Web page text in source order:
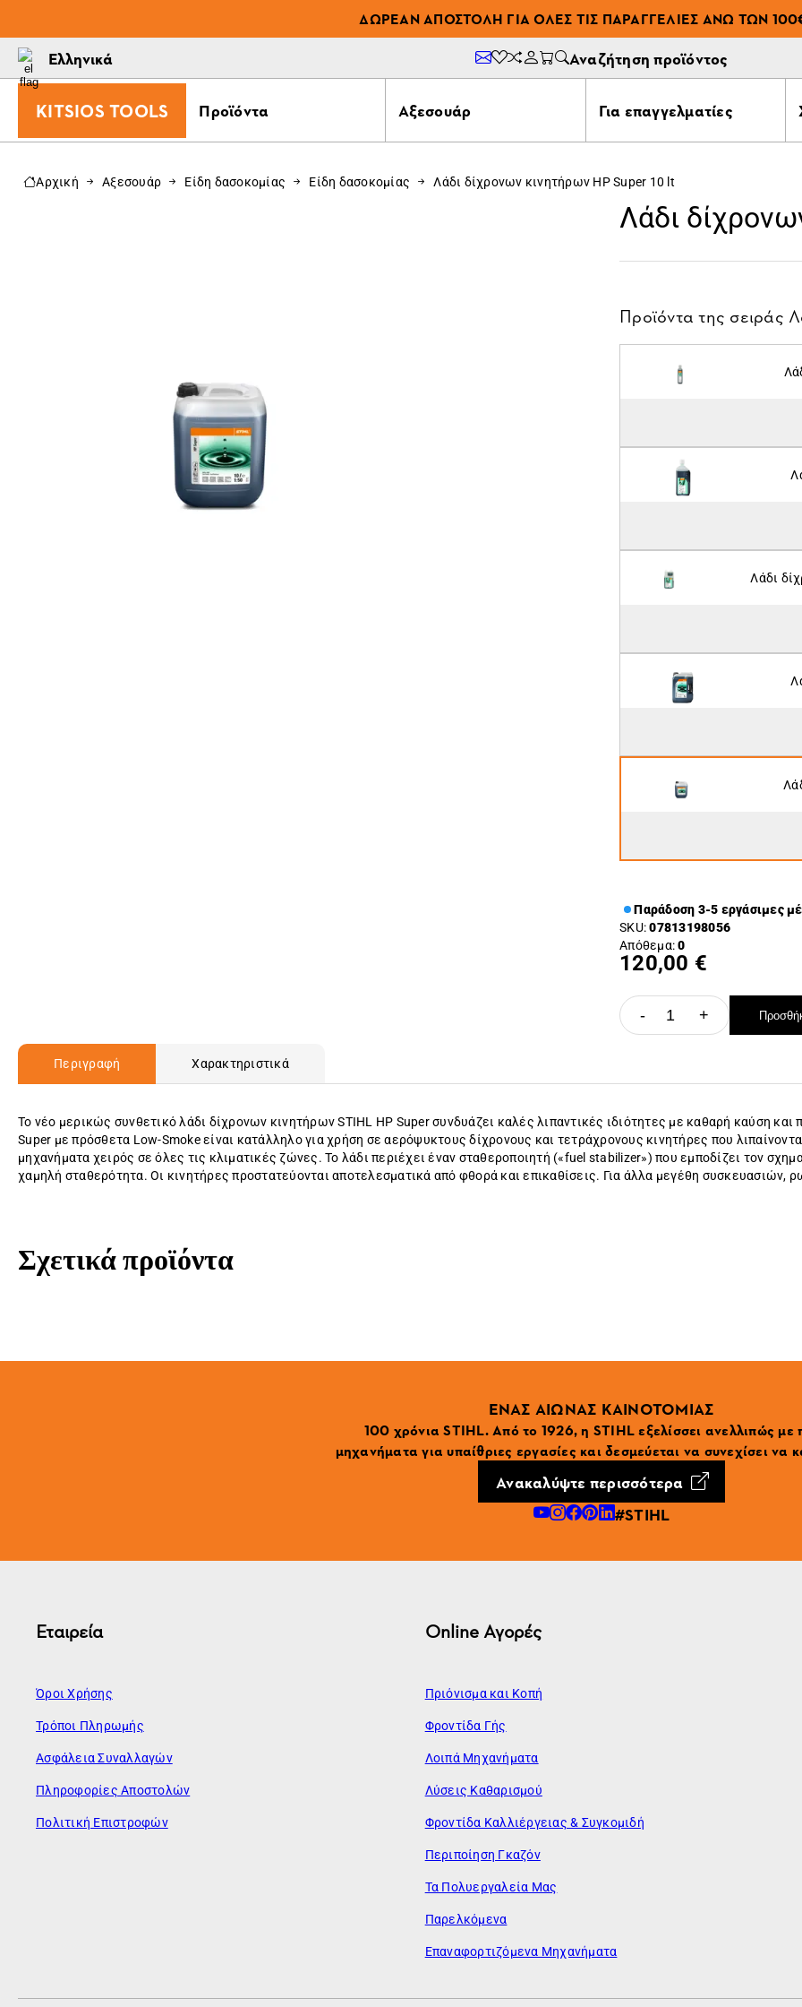
ΔΩΡΕΆΝ ΑΠΟΣΤΟΛΉ ΓΙΑ ΌΛΕΣ ΤΙΣ ΠΑΡΑΓΓΕΛΊΕΣ ΆΝΩ ΤΩΝ
Ελληνικά Αναζήτηση προϊόντος
KITSIOS TOOLS Προϊόντα Αξεσουάρ Για επαγγελματίες
Αρχική Αξεσουάρ Είδη δασοκομίας Είδη δασοκομίας Λάδι δίχρονων κινητήρων ΗP Super 10 lt
Λάδι
Προϊόντα της σειράς
Λάδι
Παράδοση 3-5 εργάσιμες
SKU:07813198056
Απόθεμα:0
120,00 €
- +
Περιγραφή Χαρακτηριστικά
Το νέο μερικώς συνθετικό λάδι δίχρονων κινητήρων STIHL HP Super συνδυάζει καλές λιπαντικές ιδιότητες με καθαρή καύση
Super με πρόσθετα Low-Smoke είναι κατάλληλο για χρήση σε αερόψυκτους δίχρονους και τετράχρονους κινητήρες που
μηχανήματα χειρός σε όλες τις κλιματικές ζώνες. Το λάδι περιέχει έναν σταθεροποιητή («fuel stabilizer») που εμποδίζει τον
χαμηλή σταθερότητα. Οι κινητήρες προστατεύονται αποτελεσματικά από φθορά και επικαθίσεις. Για άλλα μεγέθη συσκευασιών,
Σχετικά προϊόντα
ΕΝΑΣ ΑΙΩΝΑΣ ΚΑΙΝΟΤΟΜΙΑΣ
100 χρόνια STIHL. Από το 1926, η STIHL εξελίσσει ανελλιπώς με
μηχανήματα για υπαίθριες εργασίες και δεσμεύεται να συνεχίσει να
Ανακαλύψτε περισσότερα
#STIHL
Εταιρεία
Όροι Χρήσης
Τρόποι Πληρωμής
Ασφάλεια Συναλλαγών
Πληροφορίες Αποστολών
Πολιτική Επιστροφών
Online Αγορές
Πριόνισμα και Κοπή
Φροντίδα Γής
Λοιπά Μηχανήματα
Λύσεις Καθαρισμού
Φροντίδα Καλλιέργειας & Συγκομιδή
Περιποίηση Γκαζόν
Τα Πολυεργαλεία Μας
Παρελκόμενα
Επαναφορτιζόμενα Μηχανήματα